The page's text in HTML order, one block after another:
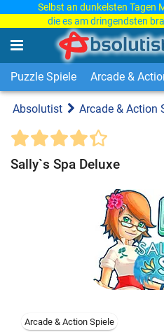
Selbst an dunkelsten Tagen
die es am dringendsten
Puzzle Spiele Arcade &
Absolutist Arcade & Action
Sally`s Spa Deluxe
Arcade & Action Spiele